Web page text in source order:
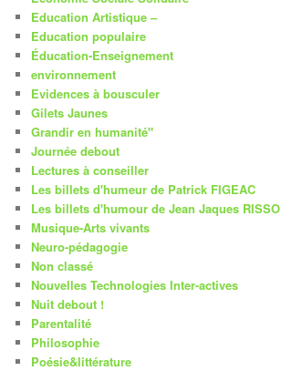
Education Artistique –
Education populaire
Éducation-Enseignement
environnement
Evidences à bousculer
Gilets Jaunes
Grandir en humanité"
Journée debout
Lectures à conseiller
Les billets d'humeur de Patrick FIGEAC
Les billets d'humour de Jean Jaques RISSO
Musique-Arts vivants
Neuro-pédagogie
Non classé
Nouvelles Technologies Inter-actives
Nuit debout !
Parentalité
Philosophie
Poésie&littérature